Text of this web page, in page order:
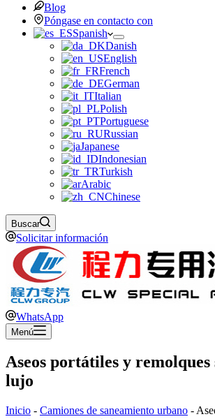
Blog
Póngase en contacto con
Spanish
Danish
English
French
German
Italian
Polish
Portuguese
Russian
Japanese
Indonesian
Turkish
Arabic
Chinese
Buscar
Solicitar información
WhatsApp
Menú
Aseos portátiles y
lujo
Inicio - Camiones de saneamiento urbano -